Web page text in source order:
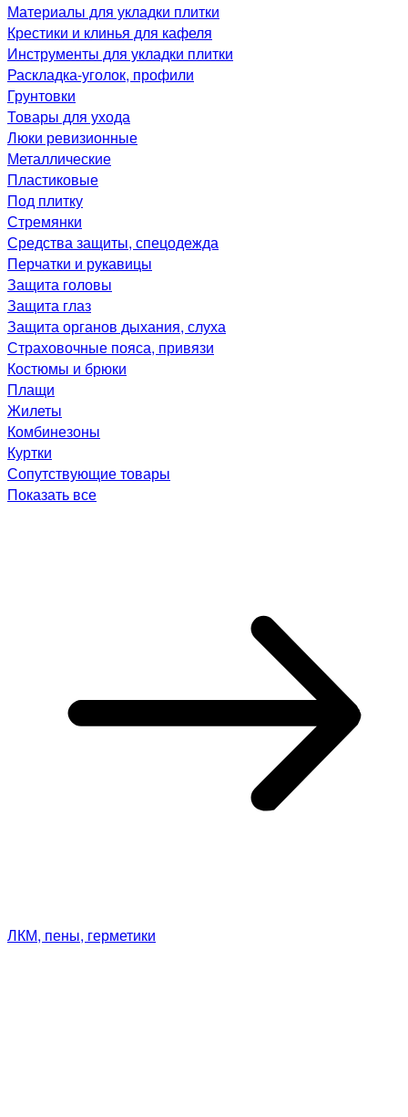
Материалы для укладки плитки
Крестики и клинья для кафеля
Инструменты для укладки плитки
Раскладка-уголок, профили
Грунтовки
Товары для ухода
Люки ревизионные
Металлические
Пластиковые
Под плитку
Стремянки
Средства защиты, спецодежда
Перчатки и рукавицы
Защита головы
Защита глаз
Защита органов дыхания, слуха
Страховочные пояса, привязи
Костюмы и брюки
Плащи
Жилеты
Комбинезоны
Куртки
Сопутствующие товары
Показать все
ЛКМ, пены, герметики